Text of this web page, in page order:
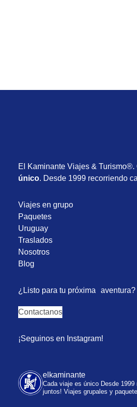
El Kaminante Viajes & Turismo®.
único. Desde 1999 recorriendo
Viajes en grupo
Paquetes
Uruguay
Traslados
Nosotros
Blog
¿Listo para tu próxima aventura?
Contactanos
¡Seguinos en Instagram!
elkaminante
Cada viaje es único Desde 1999
juntos! Viajes grupales y